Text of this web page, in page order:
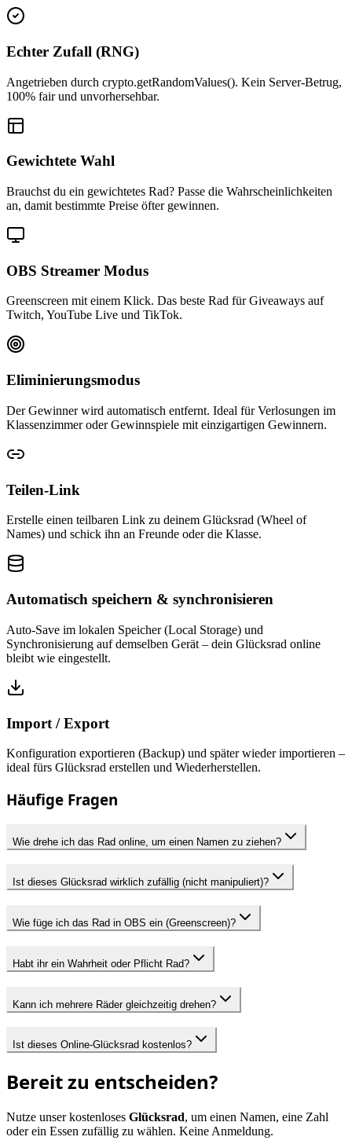
Echter Zufall (RNG)
Angetrieben durch crypto.getRandomValues(). Kein Server-Betrug,
100% fair und unvorhersehbar.
Gewichtete Wahl
Brauchst du ein gewichtetes Rad? Passe die Wahrscheinlichkeiten
an, damit bestimmte Preise öfter gewinnen.
OBS Streamer Modus
Greenscreen mit einem Klick. Das beste Rad für Giveaways auf
Twitch, YouTube Live und TikTok.
Eliminierungsmodus
Der Gewinner wird automatisch entfernt. Ideal für Verlosungen im
Klassenzimmer oder Gewinnspiele mit einzigartigen Gewinnern.
Teilen-Link
Erstelle einen teilbaren Link zu deinem Glücksrad (Wheel of
Names) und schick ihn an Freunde oder die Klasse.
Automatisch speichern & synchronisieren
Auto-Save im lokalen Speicher (Local Storage) und
Synchronisierung auf demselben Gerät – dein Glücksrad online
bleibt wie eingestellt.
Import / Export
Konfiguration exportieren (Backup) und später wieder importieren –
ideal fürs Glücksrad erstellen und Wiederherstellen.
Häufige Fragen
Wie drehe ich das Rad online, um einen Namen zu ziehen?
Ist dieses Glücksrad wirklich zufällig (nicht manipuliert)?
Wie füge ich das Rad in OBS ein (Greenscreen)?
Habt ihr ein Wahrheit oder Pflicht Rad?
Kann ich mehrere Räder gleichzeitig drehen?
Ist dieses Online-Glücksrad kostenlos?
Bereit zu entscheiden?
Nutze unser kostenloses Glücksrad, um einen Namen, eine Zahl
oder ein Essen zufällig zu wählen. Keine Anmeldung.